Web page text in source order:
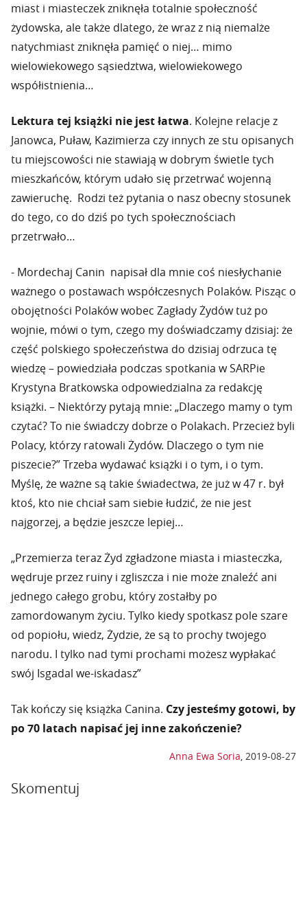
miast i miasteczek zniknęła totalnie społeczność
żydowska, ale także dlatego, że wraz z nią niemalże
natychmiast zniknęła pamięć o niej… mimo
wielowiekowego sąsiedztwa, wielowiekowego
współistnienia…
Lektura tej książki nie jest łatwa. Kolejne relacje z
Janowca, Puław, Kazimierza czy innych ze stu opisanych
tu miejscowości nie stawiają w dobrym świetle tych
mieszkańców, którym udało się przetrwać wojenną
zawieruchę. Rodzi też pytania o nasz obecny stosunek
do tego, co do dziś po tych społecznościach
przetrwało…
- Mordechaj Canin napisał dla mnie coś niesłychanie
ważnego o postawach współczesnych Polaków. Pisząc o
obojętności Polaków wobec Zagłady Żydów tuż po
wojnie, mówi o tym, czego my doświadczamy dzisiaj: że
część polskiego społeczeństwa do dzisiaj odrzuca tę
wiedzę – powiedziała podczas spotkania w SARPie
Krystyna Bratkowska odpowiedzialna za redakcję
książki. – Niektórzy pytają mnie: „Dlaczego mamy o tym
czytać? To nie świadczy dobrze o Polakach. Przecież byli
Polacy, którzy ratowali Żydów. Dlaczego o tym nie
piszecie?” Trzeba wydawać książki i o tym, i o tym.
Myślę, że ważne są takie świadectwa, że już w 47 r. był
ktoś, kto nie chciał sam siebie łudzić, że nie jest
najgorzej, a będzie jeszcze lepiej…
„Przemierza teraz Żyd zgładzone miasta i miasteczka,
wędruje przez ruiny i zgliszcza i nie może znaleźć ani
jednego całego grobu, który zostałby po
zamordowanym życiu. Tylko kiedy spotkasz pole szare
od popiołu, wiedz, Żydzie, że są to prochy twojego
narodu. I tylko nad tymi prochami możesz wypłakać
swój Isgadal we-iskadasz”
Tak kończy się książka Canina. Czy jesteśmy gotowi, by
po 70 latach napisać jej inne zakończenie?
Anna Ewa Soria, 2019-08-27
Skomentuj